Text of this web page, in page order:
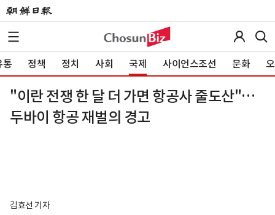
통 정책 정치 사회 국제 사이언스조선 문화
"이란 전쟁 한 달 더 가면 항공사 줄도산"…
두바이 항공 재벌의 경고
김효선 기자